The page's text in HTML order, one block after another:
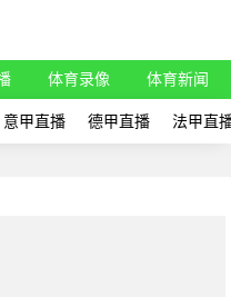
体育录像 体育新闻
意甲直播 德甲直播 法甲直